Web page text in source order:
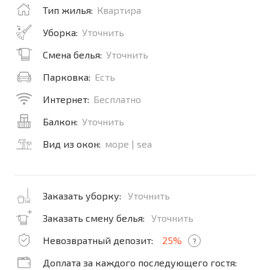
Тип жилья: Квартира
Уборка: Уточнить
Смена белья: Уточнить
Парковка: Есть
Интернет: Бесплатно
Балкон: Уточнить
Вид из окон: море | sea
Заказать уборку:
Уточнить
Заказать смену белья:
Уточнить
Невозвратный депозит:
25% ?
Доплата за каждого последующего гостя: